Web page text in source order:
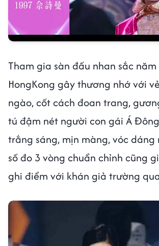
Tham gia sàn đấu nhan sắc
HongKong gây thương nhớ với
ngào, cốt cách đoan trang,
tú đậm nét người con gái Á
trắng sáng, mịn màng, vóc dáng
số đo 3 vòng chuẩn chỉnh cũng
ghi điểm với khán giả trường